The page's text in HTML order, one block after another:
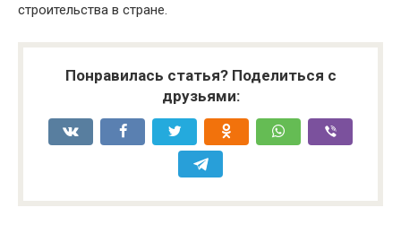
строительства в стране.
Понравилась статья? Поделиться с
друзьями: